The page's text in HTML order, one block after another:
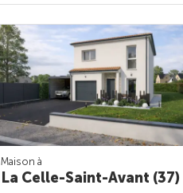
Maison à
La Celle-Saint-Avant (37)